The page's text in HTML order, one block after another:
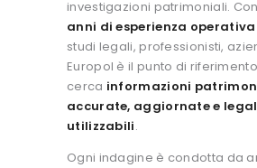
investigazioni patrimoniali.
anni di esperienza operativa
studi legali, professionisti,
Europol è il punto di
cerca informazioni
accurate, aggiornate e
utilizzabili.
Ogni indagine è condotta da